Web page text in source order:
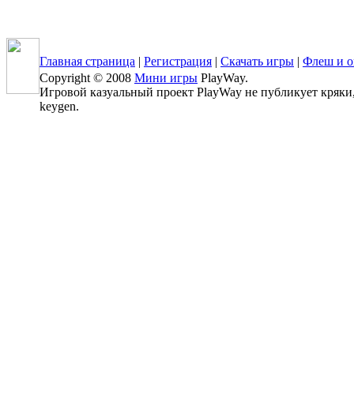
Главная страница | Регистрация | Скачать игры | Флеш и
Copyright © 2008 Мини игры PlayWay.
Игровой казуальный проект PlayWay не публикует
keygen.